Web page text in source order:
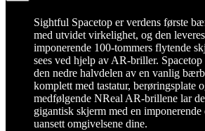
Sightful Spacetop er verdens første
med utvidet virkelighet, og den
imponerende 100-tommers flytende
sees ved hjelp av AR-briller. Spacetop
den nedre halvdelen av en vanlig
komplett med tastatur, berøringsplate
medfølgende NReal AR-brillene lar
gigantisk skjerm med en
uansett omgivelsene dine.